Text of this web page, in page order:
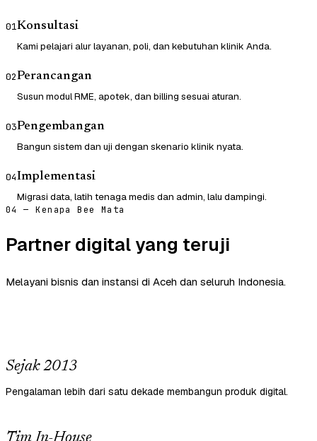
01Konsultasi
Kami pelajari alur layanan, poli, dan kebutuhan klinik Anda.
02Perancangan
Susun modul RME, apotek, dan billing sesuai aturan.
03Pengembangan
Bangun sistem dan uji dengan skenario klinik nyata.
04Implementasi
Migrasi data, latih tenaga medis dan admin, lalu dampingi.
04 — Kenapa Bee Mata
Partner digital yang teruji
Melayani bisnis dan instansi di Aceh dan seluruh Indonesia.
Sejak 2013
Pengalaman lebih dari satu dekade membangun produk digital.